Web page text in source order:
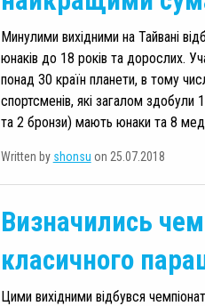
Минулими вихідними на Тайвані
юнаків до 18 років та дорослих.
понад 30 країн планети, в тому
спортсменів, які загалом
та 2 бронзи) мають юнаки та 8
Written by shonsu on 25.07.2018
Визначились
класичного
Цими вихідними відбувся